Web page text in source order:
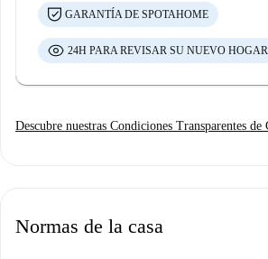
GARANTÍA DE SPOTAHOME
24H PARA REVISAR SU NUEVO HOGAR
Descubre nuestras Condiciones Transparentes de
Normas de la casa